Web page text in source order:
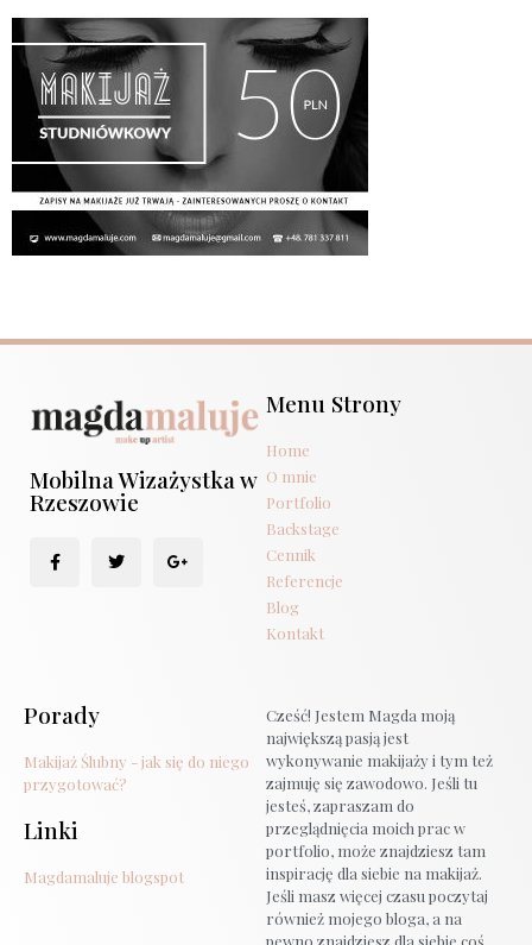
Mobilna Wizażystka w
Rzeszowie
Menu Strony
Home
O mnie
Portfolio
Backstage
Cennik
Referencje
Blog
Kontakt
Porady
Makijaż Ślubny - jak się do niego
przygotować?
Linki
Magdamaluje blogspot
Cześć! Jestem Magda moją
największą pasją jest
wykonywanie makijaży i tym też
zajmuję się zawodowo. Jeśli tu
jesteś, zapraszam do
przeglądnięcia moich prac w
portfolio, może znajdziesz tam
inspirację dla siebie na makijaż.
Jeśli masz więcej czasu poczytaj
również mojego bloga, a na
pewno znajdziesz dla siebie coś